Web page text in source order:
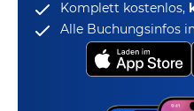
Komplett kostenlos,
Alle Buchungsinfos